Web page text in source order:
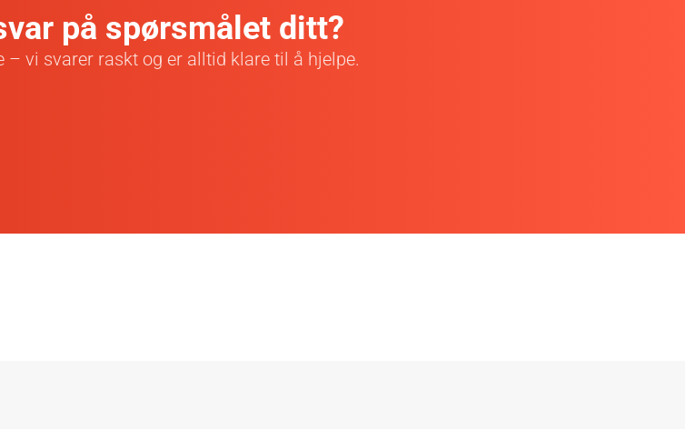
på spørsmålet ditt?
– vi svarer raskt og er alltid klare til å hjelpe.